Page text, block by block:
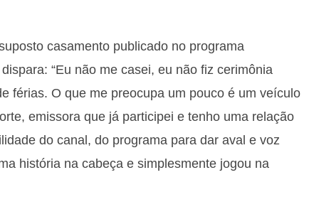
casamento publicado no programa
“Eu não me casei, eu não fiz cerimônia
férias. O que me preocupa um pouco é um veículo
emissora que já participei e tenho uma relação
do canal, do programa para dar aval e voz
história na cabeça e simplesmente jogou na